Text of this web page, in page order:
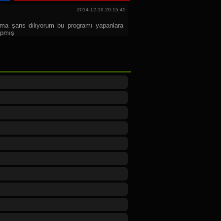
2014-12-19 20:15:45
şans diliyorum bu programı yapanlara
karslıyım iyikide karslıyım bütün
hepinize bu günü yaptığınız için